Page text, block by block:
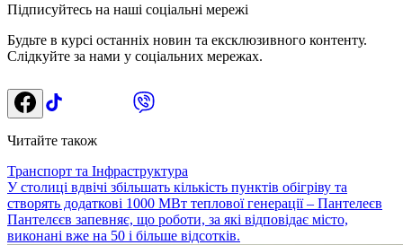
Підписуйтесь на наші соціальні мережі
Будьте в курсі останніх новин та ексклюзивного контенту.
Слідкуйте за нами у соціальних мережах.
Читайте також
Транспорт та Інфраструктура
У столиці вдвічі збільшать кількість пунктів обігріву та
створять додаткові 1000 МВт теплової генерації – Пантелеєв
Пантелєєв запевняє, що роботи, за які відповідає місто,
виконані вже на 50 і більше відсотків.